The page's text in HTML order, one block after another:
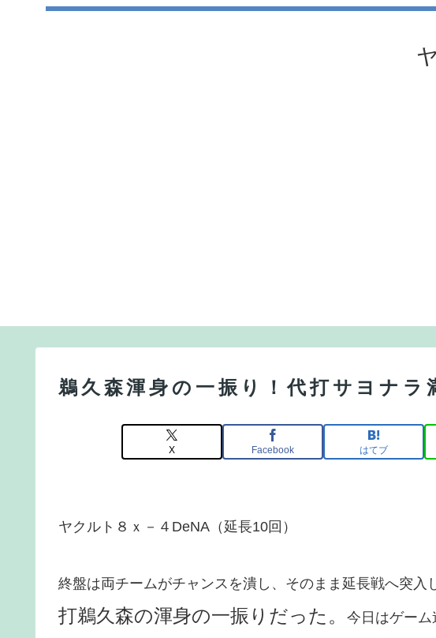
鵜久森渾身の一振り！代打サヨナラ
X Facebook はてブ
ヤクルト８ｘ－４DeNA（延長10回）
終盤は両チームがチャンスを潰し、そのまま延長戦へ突入
打鵜久森の渾身の一振りだった。
今日はゲーム